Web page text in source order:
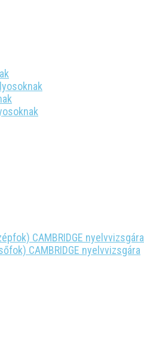
CAMBRIDGE nyelvvizsgára
CAMBRIDGE nyelvvizsgára